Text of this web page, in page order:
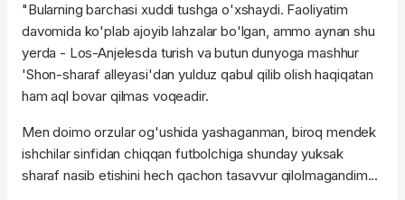
"Bularning barchasi xuddi tushga o'xshaydi. Faoliyatim
davomida ko'plab ajoyib lahzalar bo'lgan, ammo aynan shu
yerda - Los-Anjelesda turish va butun dunyoga mashhur
'Shon-sharaf alleyasi'dan yulduz qabul qilib olish haqiqatan
ham aql bovar qilmas voqeadir.
Men doimo orzular og'ushida yashaganman, biroq mendek
ishchilar sinfidan chiqqan futbolchiga shunday yuksak
sharaf nasib etishini hech qachon tasavvur qilolmagandim...